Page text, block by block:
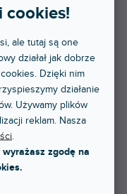
cookies!
ale tutaj są one
działał jak dobrze
Dzięki nim
działanie
Używamy plików
reklam. Nasza
.
wyrażasz zgodę na
Wedges For Super